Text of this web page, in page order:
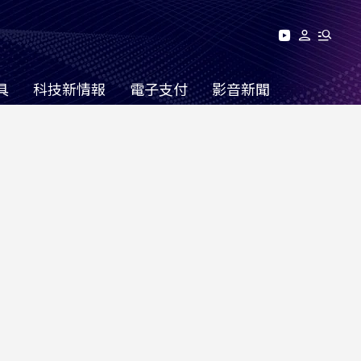
科技新情報 電子支付 影音新聞